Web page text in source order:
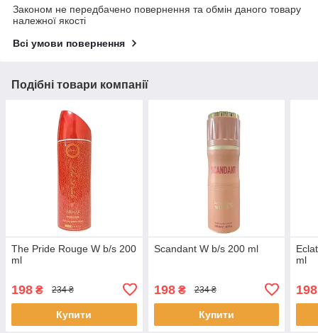
Законом не передбачено повернення та обмін даного товару
належної якості
Всі умови повернення
Подібні товари компанії
The Pride Rouge W b/s 200
ml
198 ₴ 234 ₴
Купити
Scandant W b/s 200 ml
198₴ 234 ₴
Купити
ml
198